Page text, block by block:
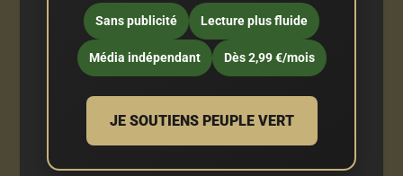
Sans publicité Lecture plus fluide
Média indépendant Dès 2,99 €/mois
JE SOUTIENS PEUPLE VERT